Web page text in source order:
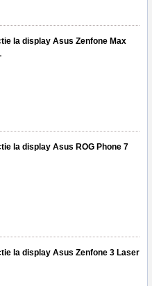
la display Asus Zenfone Max
la display Asus ROG Phone 7
la display Asus Zenfone 3 Laser